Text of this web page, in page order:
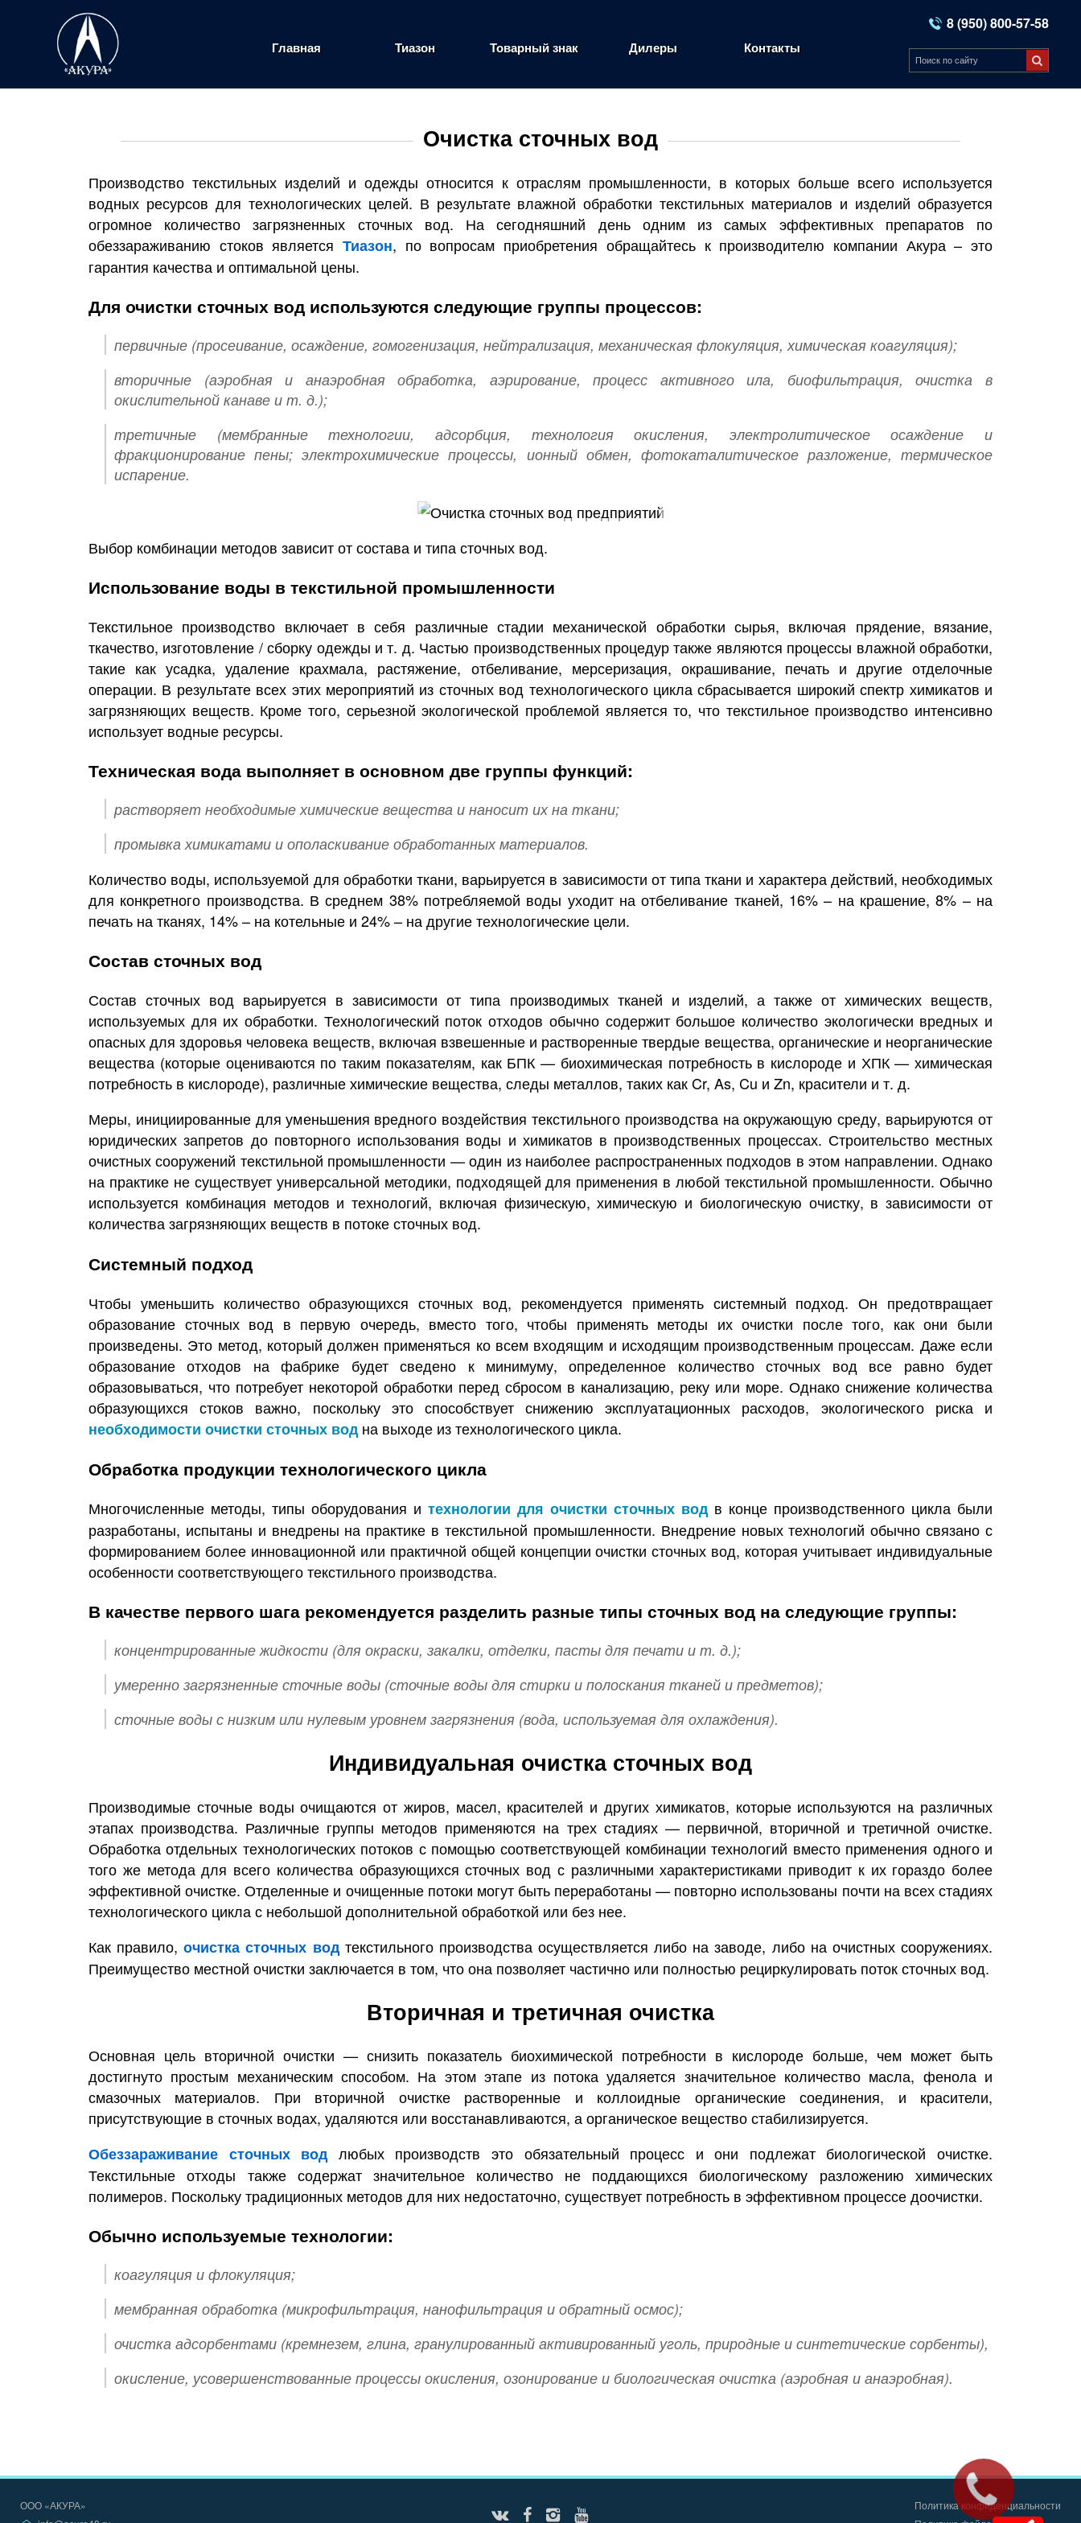
8 (950) 800-57-58
Главная Тиазон Товарный знак Дилеры Контакты
Очистка сточных вод
Производство текстильных изделий и одежды относится к отраслям промышленности, в которых больше всего используется
водных ресурсов для технологических целей. В результате влажной обработки текстильных материалов и изделий образуется
огромное количество загрязненных сточных вод. На сегодняшний день одним из самых эффективных препаратов по
обеззараживанию стоков являетсяТиазон, по вопросам приобретения обращайтесь к производителю компании Акура – это
гарантия качества и оптимальной цены.
Для очистки сточных вод используются следующие группы процессов:
первичные (просеивание, осаждение, гомогенизация, нейтрализация, механическая флокуляция, химическая коагуляция);
вторичные (аэробная и анаэробная обработка, аэрирование, процесс активного ила, биофильтрация, очистка в
окислительной канаве и т. д.);
третичные (мембранные технологии, адсорбция, технология окисления, электролитическое осаждение и
фракционирование пены; электрохимические процессы, ионный обмен, фотокаталитическое разложение, термическое
испарение.
Выбор комбинации методов зависит от состава и типа сточных вод.
Использование воды в текстильной промышленности
Текстильное производство включает в себя различные стадии механической обработки сырья, включая прядение, вязание,
ткачество, изготовление / сборку одежды и т. д. Частью производственных процедур также являются процессы влажной обработки,
такие как усадка, удаление крахмала, растяжение, отбеливание, мерсеризация, окрашивание, печать и другие отделочные
операции. В результате всех этих мероприятий из сточных вод технологического цикла сбрасывается широкий спектр химикатов и
загрязняющих веществ. Кроме того, серьезной экологической проблемой является то, что текстильное производство интенсивно
использует водные ресурсы.
Техническая вода выполняет в основном две группы функций:
растворяет необходимые химические вещества и наносит их на ткани;
промывка химикатами и ополаскивание обработанных материалов.
Количество воды, используемой для обработки ткани, варьируется в зависимости от типа ткани и характера действий, необходимых
для конкретного производства. В среднем 38% потребляемой воды уходит на отбеливание тканей, 16% – на крашение, 8% – на
печать на тканях, 14% – на котельные и 24% – на другие технологические цели.
Состав сточных вод
Состав сточных вод варьируется в зависимости от типа производимых тканей и изделий, а также от химических веществ,
используемых для их обработки. Технологический поток отходов обычно содержит большое количество экологически вредных и
опасных для здоровья человека веществ, включая взвешенные и растворенные твердые вещества, органические и неорганические
вещества (которые оцениваются по таким показателям, как БПК — биохимическая потребность в кислороде и ХПК — химическая
потребность в кислороде), различные химические вещества, следы металлов, таких как Cr, As, Cu и Zn, красители и т. д.
Меры, инициированные для уменьшения вредного воздействия текстильного производства на окружающую среду, варьируются от
юридических запретов до повторного использования воды и химикатов в производственных процессах. Строительство местных
очистных сооружений текстильной промышленности — один из наиболее распространенных подходов в этом направлении. Однако
на практике не существует универсальной методики, подходящей для применения в любой текстильной промышленности. Обычно
используется комбинация методов и технологий, включая физическую, химическую и биологическую очистку, в зависимости от
количества загрязняющих веществ в потоке сточных вод.
Системный подход
Чтобы уменьшить количество образующихся сточных вод, рекомендуется применять системный подход. Он предотвращает
образование сточных вод в первую очередь, вместо того, чтобы применять методы их очистки после того, как они были
произведены. Это метод, который должен применяться ко всем входящим и исходящим производственным процессам. Даже если
образование отходов на фабрике будет сведено к минимуму, определенное количество сточных вод все равно будет
образовываться, что потребует некоторой обработки перед сбросом в канализацию, реку или море. Однако снижение количества
образующихся стоков важно, поскольку это способствует снижению эксплуатационных расходов, экологического риска и
необходимости очистки сточных вод на выходе из технологического цикла.
Обработка продукции технологического цикла
Многочисленные методы, типы оборудования и технологии для очистки сточных вод в конце производственного цикла были
разработаны, испытаны и внедрены на практике в текстильной промышленности. Внедрение новых технологий обычно связано с
формированием более инновационной или практичной общей концепции очистки сточных вод, которая учитывает индивидуальные
особенности соответствующего текстильного производства.
В качестве первого шага рекомендуется разделить разные типы сточных вод на следующие группы:
концентрированные жидкости (для окраски, закалки, отделки, пасты для печати и т. д.);
умеренно загрязненные сточные воды (сточные воды для стирки и полоскания тканей и предметов);
сточные воды с низким или нулевым уровнем загрязнения (вода, используемая для охлаждения).
Индивидуальная очистка сточных вод
Производимые сточные воды очищаются от жиров, масел, красителей и других химикатов, которые используются на различных
этапах производства. Различные группы методов применяются на трех стадиях — первичной, вторичной и третичной очистке.
Обработка отдельных технологических потоков с помощью соответствующей комбинации технологий вместо применения одного и
того же метода для всего количества образующихся сточных вод с различными характеристиками приводит к их гораздо более
эффективной очистке. Отделенные и очищенные потоки могут быть переработаны — повторно использованы почти на всех стадиях
технологического цикла с небольшой дополнительной обработкой или без нее.
Как правило,очистка сточных водтекстильного производства осуществляется либо на заводе, либо на очистных сооружениях.
Преимущество местной очистки заключается в том, что она позволяет частично или полностью рециркулировать поток сточных вод.
Вторичная и третичная очистка
Основная цель вторичной очистки — снизить показатель биохимической потребности в кислороде больше, чем может быть
достигнуто простым механическим способом. На этом этапе из потока удаляется значительное количество масла, фенола и
смазочных материалов. При вторичной очистке растворенные и коллоидные органические соединения, и красители,
присутствующие в сточных водах, удаляются или восстанавливаются, а органическое вещество стабилизируется.
Обеззараживание сточных водлюбых производств это обязательный процесс и они подлежат биологической очистке.
Текстильные отходы также содержат значительное количество не поддающихся биологическому разложению химических
полимеров. Поскольку традиционных методов для них недостаточно, существует потребность в эффективном процессе доочистки.
Обычно используемые технологии:
коагуляция и флокуляция;
мембранная обработка (микрофильтрация, нанофильтрация и обратный осмос);
очистка адсорбентами (кремнезем, глина, гранулированный активированный уголь, природные и синтетические сорбенты),
окисление, усовершенствованные процессы окисления, озонирование и биологическая очистка (аэробная и анаэробная).
Политика конфиденциальности
ООО «АКУРА»